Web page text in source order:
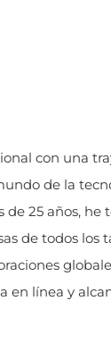
con una
de la
de 25 años, he
de todos los
en línea y